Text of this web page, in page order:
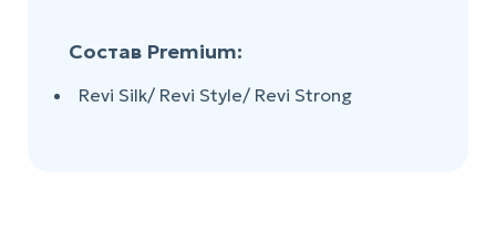
Состав Premium:
Revi Silk/ Revi Style/ Revi Strong